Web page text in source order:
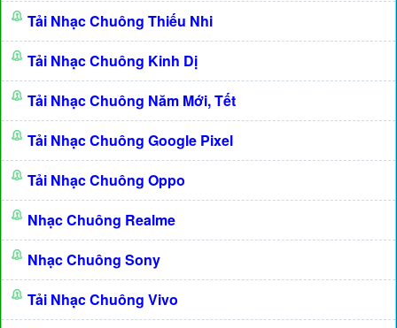
Tải Nhạc Chuông Thiếu Nhi
Tải Nhạc Chuông Kinh Dị
Tải Nhạc Chuông Năm Mới, Tết
Tải Nhạc Chuông Google Pixel
Tải Nhạc Chuông Oppo
Nhạc Chuông Realme
Nhạc Chuông Sony
Tải Nhạc Chuông Vivo